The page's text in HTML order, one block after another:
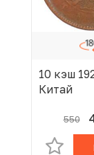
10 кэш
Китай
550